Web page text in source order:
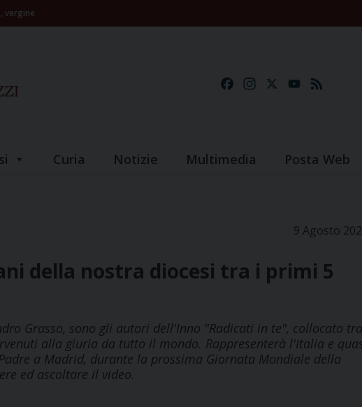
vergine
FacebookInstagramYouTube
Curia Notizie Multimedia Posta Web
9 Agosto
della nostra diocesi tra i primi 5
Grasso, sono gli autori dell'Inno "Radicati in te", collocato tra
alla giuria da tutto il mondo. Rappresenterà l'Italia e
a Madrid, durante la prossima Giornata Mondiale della
ed ascoltare il video.